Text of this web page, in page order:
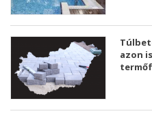
azon